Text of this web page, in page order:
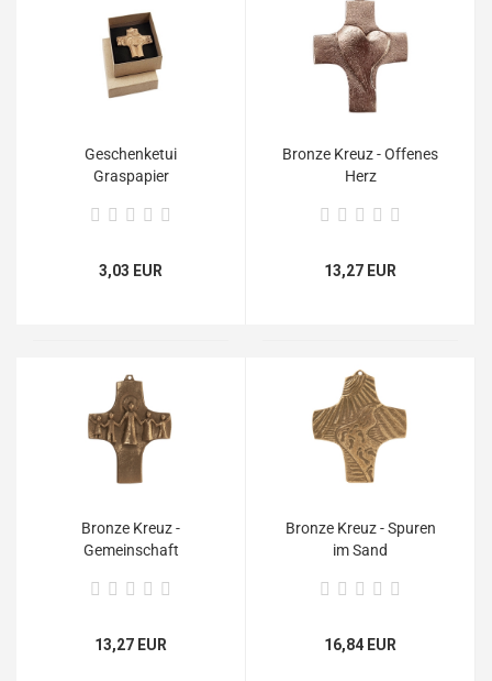
Geschenketui
Graspapier
3,03 EUR
Bronze Kreuz - Offenes
Herz
13,27 EUR
Bronze Kreuz -
Gemeinschaft
13,27 EUR
Bronze Kreuz - Spuren
im Sand
16,84 EUR